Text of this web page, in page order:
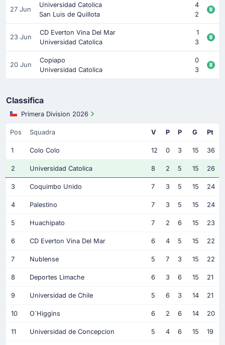
27 Jun
Universidad Catolica
4
San Luis de Quillota
2
23 Jun
CD Everton Vina Del Mar
1
Universidad Catolica
3
20 Jun
Copiapo
0
Universidad Catolica
3
Classifica
Primera Division 2026
Pos Squadra V P P G Pt
1 Colo Colo 12 0 3 15 36
2 Universidad Catolica 8 2 5 15 26
3 Coquimbo Unido 7 3 5 15 24
4 Palestino 7 3 5 15 24
5 Huachipato 7 2 6 15 23
6 CD Everton Vina Del Mar 6 4 5 15 22
7 Nublense 5 7 3 15 22
8 Deportes Limache 6 3 6 15 21
9 Universidad de Chile 5 6 3 14 21
10 O´Higgins 6 2 6 14 20
11 Universidad de Concepcion 5 4 6 15 19